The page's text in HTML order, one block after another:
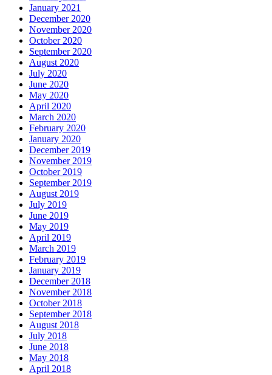
January 2021
December 2020
November 2020
October 2020
September 2020
August 2020
July 2020
June 2020
May 2020
April 2020
March 2020
February 2020
January 2020
December 2019
November 2019
October 2019
September 2019
August 2019
July 2019
June 2019
May 2019
April 2019
March 2019
February 2019
January 2019
December 2018
November 2018
October 2018
September 2018
August 2018
July 2018
June 2018
May 2018
April 2018